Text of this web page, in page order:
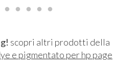
scopri altri prodotti della
e pigmentato per hp page